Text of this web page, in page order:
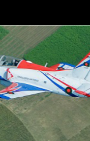
এক্সারসাইজ